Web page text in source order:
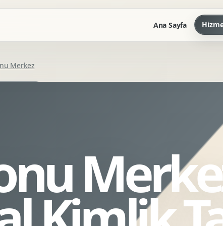
Ana Sayfa
Kurumsal Dokuman Tasarimi
Ofis Ici Gorsel Kimlik
Kurumsal Katalog Tasarimi
Merkez